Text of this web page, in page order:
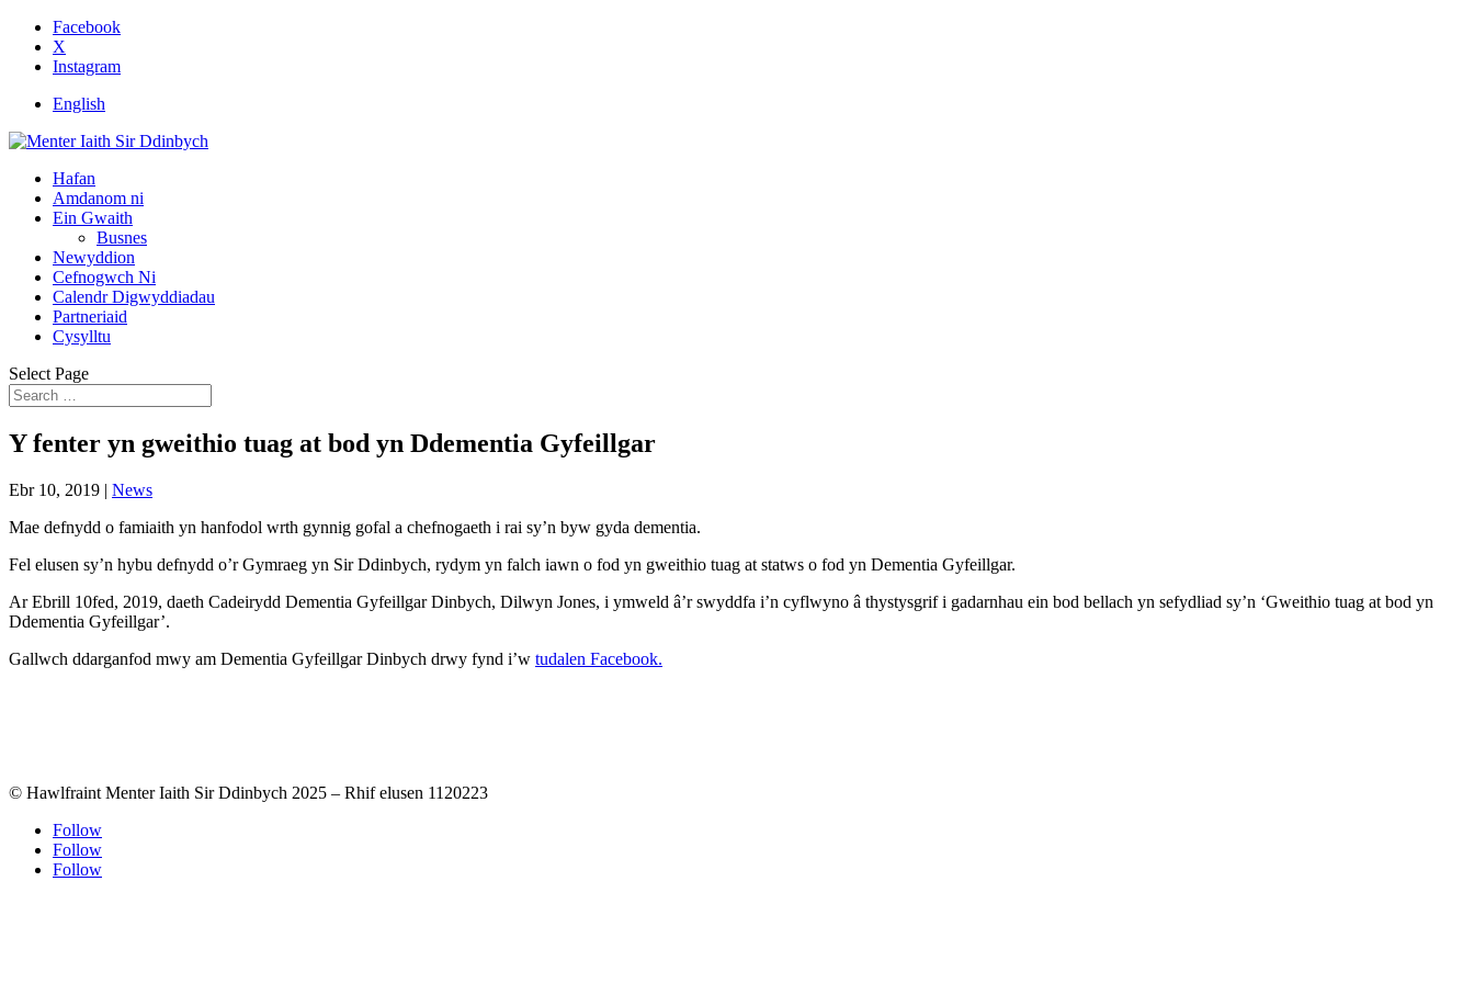
Facebook
X
Instagram
English
Hafan
Amdanom ni
Ein Gwaith
Busnes
Newyddion
Cefnogwch Ni
Calendr Digwyddiadau
Partneriaid
Cysylltu
Select Page
Y fenter yn gweithio tuag at bod yn Ddementia Gyfeillgar
Ebr 10, 2019 | News
Mae defnydd o famiaith yn hanfodol wrth gynnig gofal a chefnogaeth i rai sy’n byw gyda dementia.
Fel elusen sy’n hybu defnydd o’r Gymraeg yn Sir Ddinbych, rydym yn falch iawn o fod yn gweithio tuag at statws o fod yn Dementia Gyfeillgar.
Ar Ebrill 10fed, 2019, daeth Cadeirydd Dementia Gyfeillgar Dinbych, Dilwyn Jones, i ymweld â’r swyddfa i’n cyflwyno â thystysgrif i gadarnhau ein bod bellach yn sefydliad sy’n ‘Gweithio tuag at bod yn
Ddementia Gyfeillgar’.
Gallwch ddarganfod mwy am Dementia Gyfeillgar Dinbych drwy fynd i’w tudalen Facebook.
© Hawlfraint Menter Iaith Sir Ddinbych 2025 – Rhif elusen 1120223
Follow
Follow
Follow